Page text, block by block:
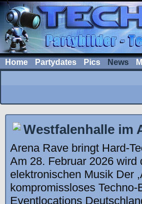
Home Partydates Pics News
Westfalenhalle im
Arena Rave bringt Hard-
Am 28. Februar 2026
elektronischen Musik Der
kompromissloses
Eventlocations